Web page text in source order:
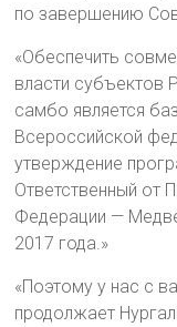
по завершению
«Обеспечить
власти субъектов
самбо является
Всероссийской
утверждение
Ответственный от
Федерации —
2017 года.»
«Поэтому у нас с
продолжает